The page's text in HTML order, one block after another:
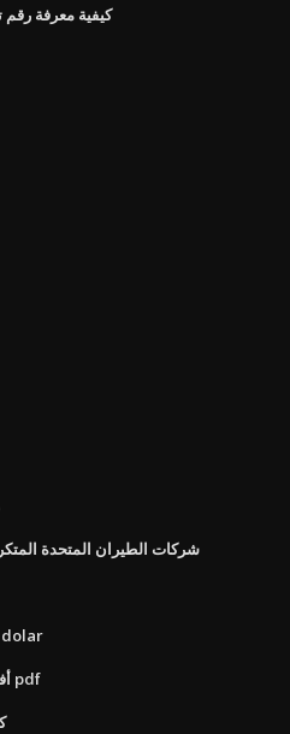
كيفية معرفة
شركات الطيران المتحدة
أفضل المؤشرات الفنية لتداول الأسهم pdf